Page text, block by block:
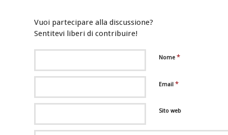
Vuoi partecipare alla discussione?
Sentitevi liberi di contribuire!
Nome *
Email *
Sito web